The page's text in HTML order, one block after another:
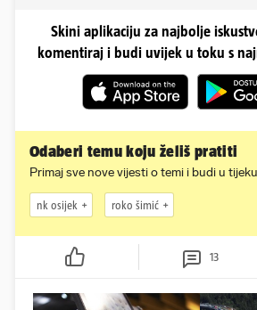
Skini aplikaciju za najbolje
komentiraj i budi uvijek u toku s
Odaberi temu koju želiš pratiti
Primaj sve nove vijesti o temi i budi u tijeku
nk osijek roko šimić
13